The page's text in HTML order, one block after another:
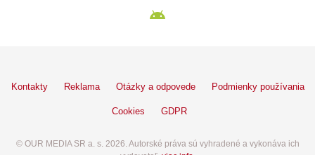
Kontakty Reklama Otázky a odpovede Podmienky používania
Cookies GDPR
© OUR MEDIA SR a. s. 2026. Autorské práva sú vyhradené a vykonáva ich